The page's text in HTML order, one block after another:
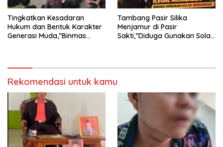
Tingkatkan Kesadaran
Hukum dan Bentuk Karakter
Generasi Muda,”Binmas
Tambang Pasir Silika
Menjamur di Pasir
Sakti,”Diduga Gunakan Solar
Rekomendasi untuk kamu